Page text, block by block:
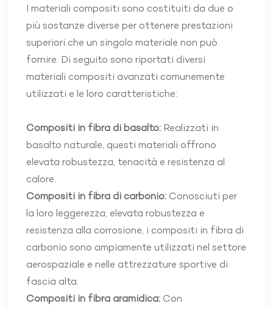
I materiali compositi sono costituiti da due o
più sostanze diverse per ottenere prestazioni
superiori che un singolo materiale non può
fornire. Di seguito sono riportati diversi
materiali compositi avanzati comunemente
utilizzati e le loro caratteristiche:
Compositi in fibra di basalto: Realizzati in
basalto naturale, questi materiali offrono
elevata robustezza, tenacità e resistenza al
calore.
Compositi in fibra di carbonio: Conosciuti per
la loro leggerezza, elevata robustezza e
resistenza alla corrosione, i compositi in fibra di
carbonio sono ampiamente utilizzati nel settore
aerospaziale e nelle attrezzature sportive di
fascia alta.
Compositi in fibra aramidica: Con